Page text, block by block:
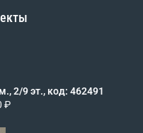
2/9 эт., код: 462491
₽